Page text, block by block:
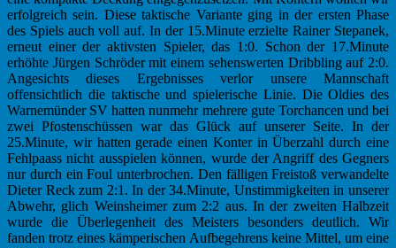
erfolgreich sein. Diese taktische Variante ging in der ersten Phase
des Spiels auch voll auf. In der 15.Minute erzielte Rainer Stepanek,
erneut einer der aktivsten Spieler, das 1:0. Schon der 17.Minute
erhöhte Jürgen Schröder mit einem sehenswerten Dribbling auf 2:0.
Angesichts dieses Ergebnisses verlor unsere Mannschaft
offensichtlich die taktische und spielerische Linie. Die Oldies des
Warnemünder SV hatten nunmehr mehrere gute Torchancen und bei
zwei Pfostenschüssen war das Glück auf unserer Seite. In der
25.Minute, wir hatten gerade einen Konter in Überzahl durch eine
Fehlpaass nicht ausspielen können, wurde der Angriff des Gegners
nur durch ein Foul unterbrochen. Den fälligen Freistoß verwandelte
Dieter Reck zum 2:1. In der 34.Minute, Unstimmigkeiten in unserer
Abwehr, glich Weinsheimer zum 2:2 aus. In der zweiten Halbzeit
wurde die Überlegenheit des Meisters besonders deutlich. Wir
fanden trotz eines kämperischen Aufbegehrens keine Mittel, um eine